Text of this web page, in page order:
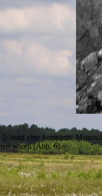
zeigt eine komplette
waren (Abb. 6).